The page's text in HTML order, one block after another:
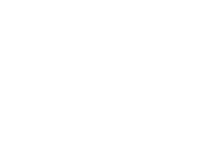
do mora